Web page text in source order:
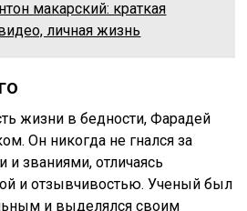
макарский: краткая
личная жизнь
жизни в бедности, Фарадей
Он никогда не гнался за
званиями, отличаясь
и отзывчивостью. Ученый был
и выделялся своим